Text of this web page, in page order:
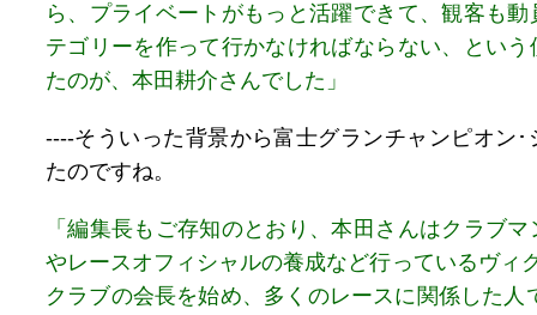
ら、プライベートがもっと活躍できて、観客も
テゴリーを作って行かなければならない、とい
たのが、本田耕介さんでした」
----そういった背景から富士グランチャンピオン･
たのですね。
「編集長もご存知のとおり、本田さんはクラブ
やレースオフィシャルの養成など行っているヴィ
クラブの会長を始め、多くのレースに関係した人